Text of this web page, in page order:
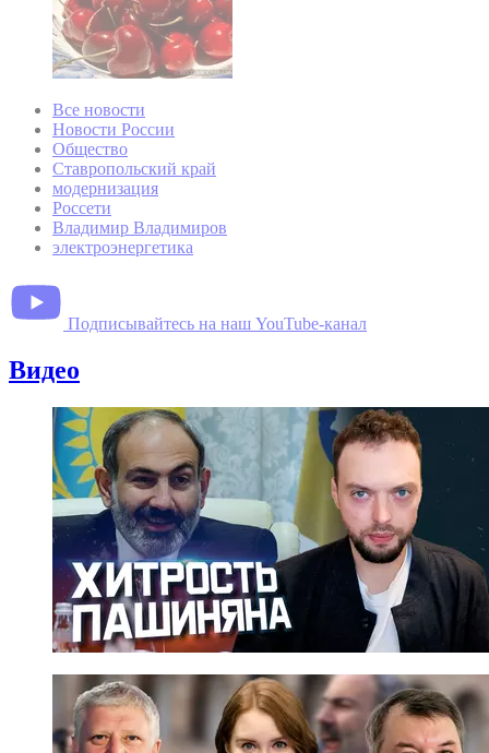
Все новости
Новости России
Общество
Ставропольский край
модернизация
Россети
Владимир Владимиров
электроэнергетика
Подписывайтесь на наш YouTube-канал
Видео